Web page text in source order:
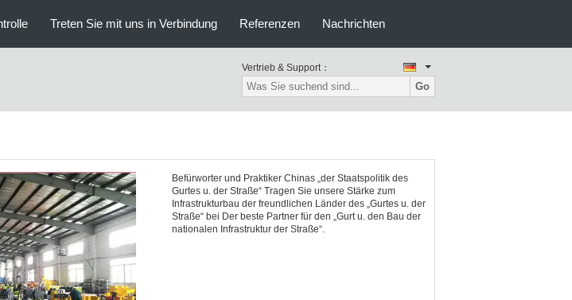
Treten Sie mit uns in Verbindung Referenzen Nachrichten
Vertrieb & Support：
Go
Befürworter und Praktiker Chinas „der Staatspolitik des
Gurtes u. der Straße“ Tragen Sie unsere Stärke zum
Infrastrukturbau der freundlichen Länder des „Gurtes u. der
Straße“ bei Der beste Partner für den „Gurt u. den Bau der
nationalen Infrastruktur der Straße“.